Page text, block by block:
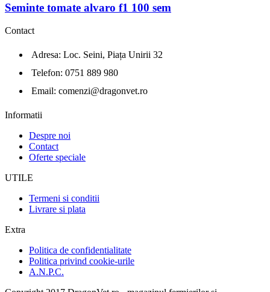
Seminte tomate alvaro f1 100 sem
Contact
Adresa: Loc. Seini, Piața Unirii 32
Telefon: 0751 889 980
Email: comenzi@dragonvet.ro
Informatii
Despre noi
Contact
Oferte speciale
UTILE
Termeni si conditii
Livrare si plata
Extra
Politica de confidentialitate
Politica privind cookie-urile
A.N.P.C.